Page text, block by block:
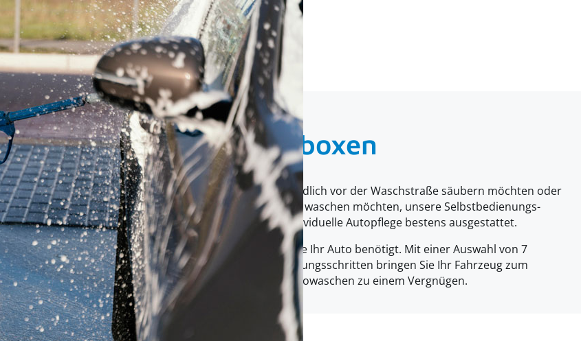
3 SB Waschboxen
Egal, ob Sie Ihr Fahrzeug gründlich vor der Waschstraße säubern möchten oder
es von Anfang bis Ende selbst waschen möchten, unsere Selbstbedienungs-
Waschboxen sind für Ihre individuelle Autopflege bestens ausgestattet.
Sie entscheiden, wie viel Pflege Ihr Auto benötigt. Mit einer Auswahl von 7
aufeinander folgenden Reinigungsschritten bringen Sie Ihr Fahrzeug zum
Strahlen und machen das Autowaschen zu einem Vergnügen.